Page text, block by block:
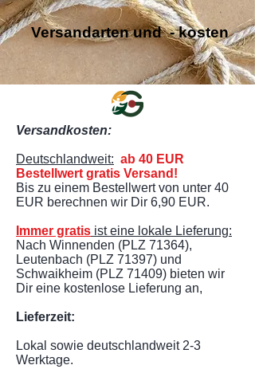
Versandarten und - kosten
Versandkosten:
Deutschlandweit: ab 40 EUR
Bestellwert gratis Versand!
Bis zu einem Bestellwert von unter 40
EUR berechnen wir Dir 6,90 EUR.
Immer gratis ist eine lokale Lieferung:
Nach Winnenden (PLZ 71364),
Leutenbach (PLZ 71397) und
Schwaikheim (PLZ 71409) bieten wir
Dir eine kostenlose Lieferung an,
Lieferzeit:
Lokal sowie deutschlandweit 2-3
Werktage.